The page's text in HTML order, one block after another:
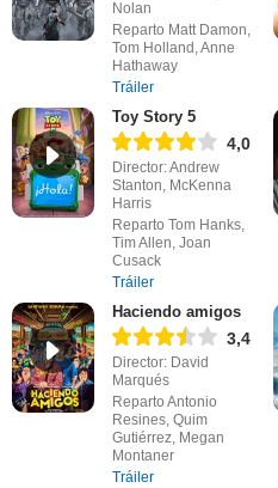
Nolan
Reparto Matt Damon,
Tom Holland, Anne
Hathaway
Tráiler
Toy Story 5
4,0
Director: Andrew
Stanton, McKenna
Harris
Reparto Tom Hanks,
Tim Allen, Joan
Cusack
Tráiler
Haciendo amigos
3,4
Director: David
Marqués
Reparto Antonio
Resines, Quim
Gutiérrez, Megan
Montaner
Tráiler